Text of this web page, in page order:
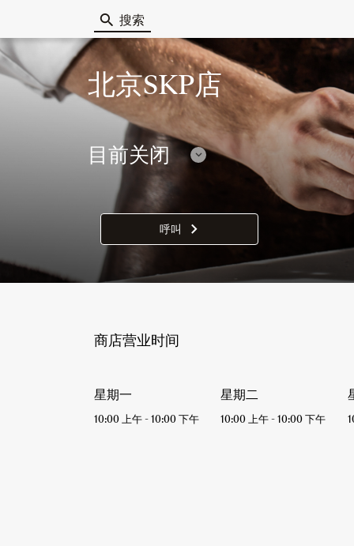
搜索
Berluti
北京SKP店
目前关闭
业
呼叫商
京
商店营业时间
星期一
10:00 上午-10:00 下午
星期二
10:00 上午 -10:00 下午